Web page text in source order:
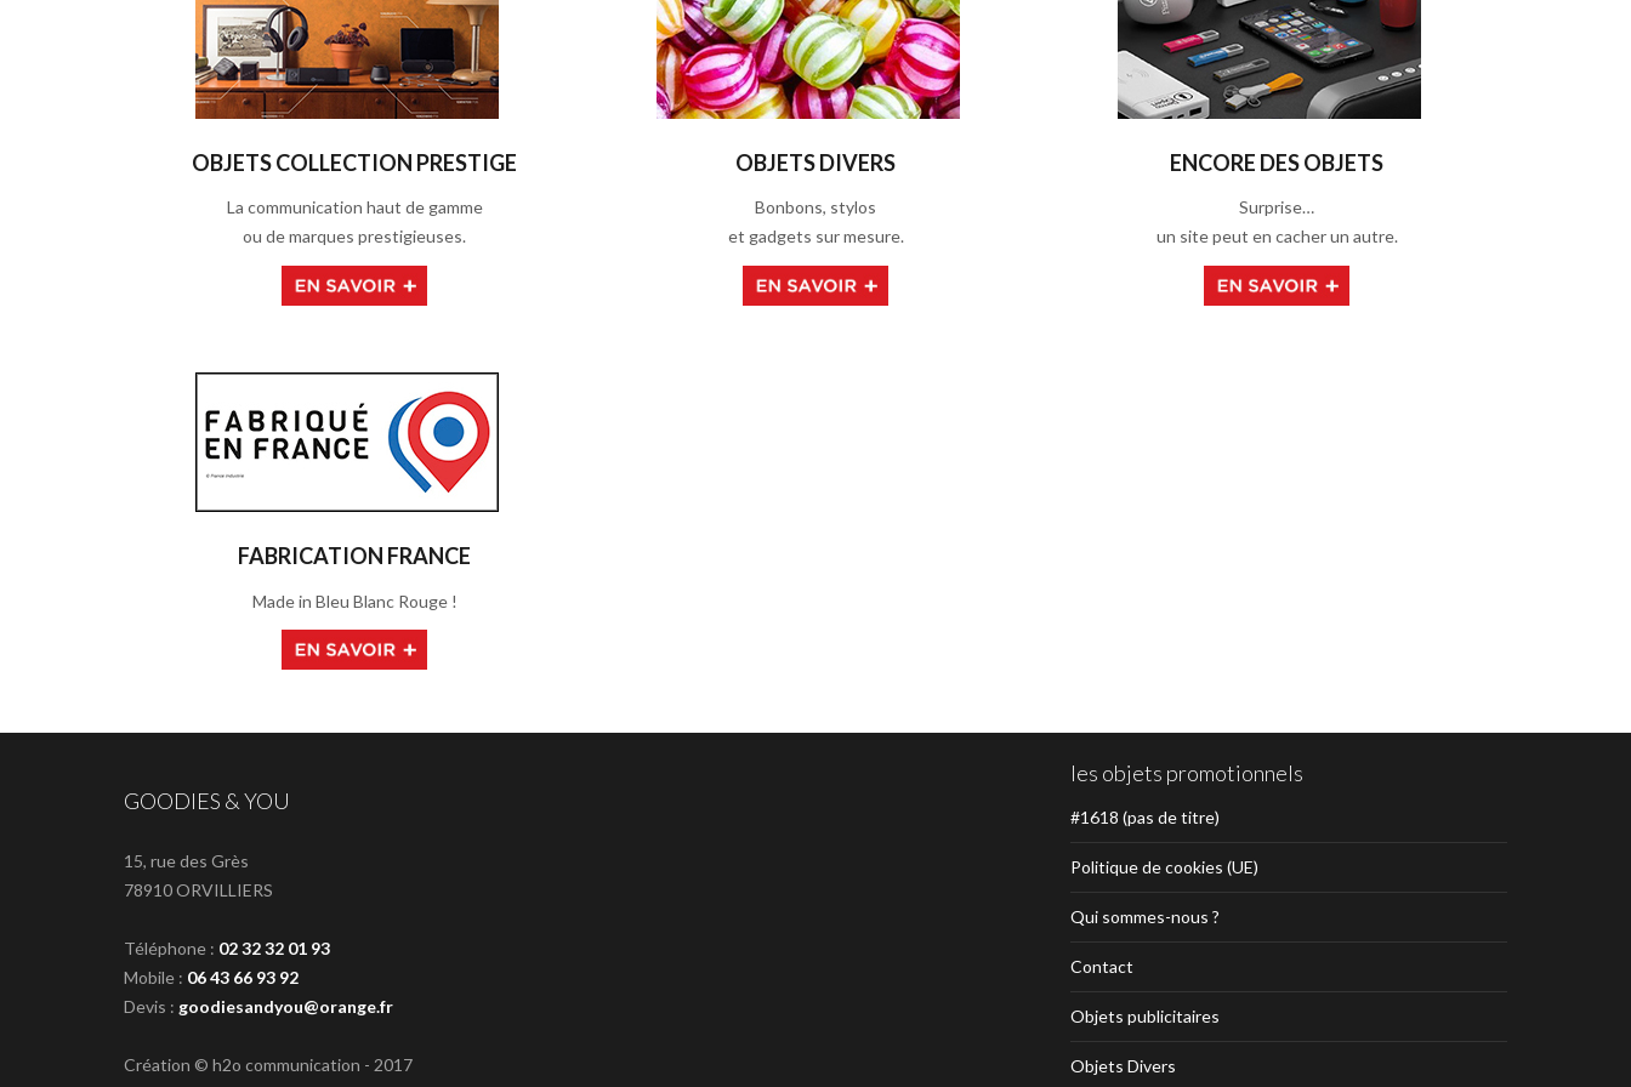
OBJETS COLLECTION PRESTIGE
La communication haut de gamme
ou de marques prestigieuses.
OBJETS DIVERS
Bonbons, stylos
et gadgets sur mesure.
ENCORE DES OBJETS
Surprise…
un site peut en cacher un autre.
FABRICATION FRANCE
Made in Bleu Blanc Rouge !
GOODIES & YOU
15, rue des Grès
78910 ORVILLIERS
Téléphone : 02 32 32 01 93
Mobile : 06 43 66 93 92
Devis : goodiesandyou@orange.fr
Création © h2o communication - 2017
les objets promotionnels
#1618 (pas de titre)
Politique de cookies (UE)
Qui sommes-nous ?
Contact
Objets publicitaires
Objets Divers